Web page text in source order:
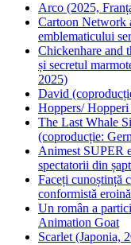
Arco (2025,
Cartoon Network
emblematicului
Chickenhare and
și secretul
2025)
David
Hoppers/
The Last Whale
(coproducție:
Animest SUPER
spectatorii din
Faceți cunoștință
conformistă
Un român a
Animation Goat
Scarlet (Japonia,